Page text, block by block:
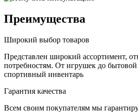
Преимущества
Широкий выбор товаров
Представлен широкий ассортимент,
потребностям. От игрушек до
спортивный инвентарь
Гарантия качества
Всем своим покупателям мы